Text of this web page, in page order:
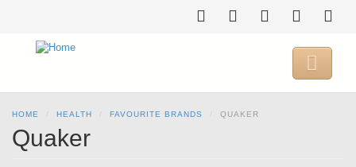

HOME HEALTH FAVOURITE BRANDS QUAKER
Quaker